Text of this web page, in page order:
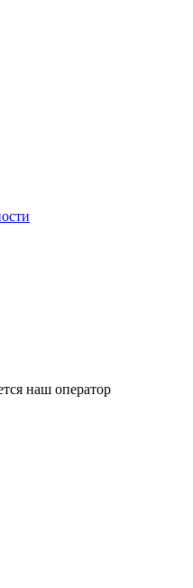
наш оператор